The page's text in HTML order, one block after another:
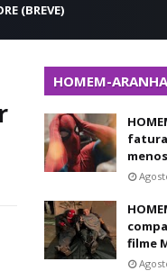
(BREVE)
HOMEM-
fatura
filme